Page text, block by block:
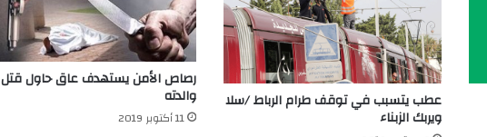
عطب يتسبب في توقف طرام الرباط /سلا
ويربك الزبناء
رصاص الأمن يستهدف عاق حاول قتل
والدته
11 أكتوبر 2019